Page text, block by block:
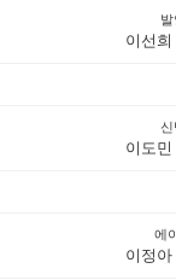
이선희
신
이도민
에
이정아